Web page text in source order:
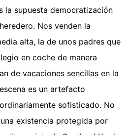
la supuesta democratización
Nos venden la
alta, la de unos padres que
en coche de manera
de vacaciones sencillas en la
es un artefacto
sofisticado. No
existencia protegida por